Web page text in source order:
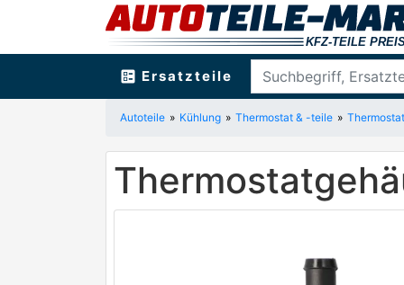
ballot Ersatzteile
Autoteile Kühlung Thermostat & -teile Thermostat